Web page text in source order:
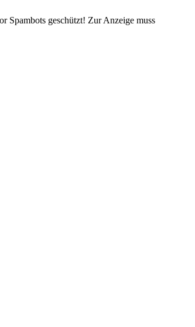
Spambots geschützt! Zur Anzeige muss